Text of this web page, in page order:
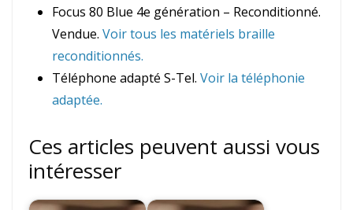
Focus 80 Blue 4e génération – Reconditionné.
Vendue. Voir tous les matériels braille
reconditionnés.
Téléphone adapté S-Tel. Voir la téléphonie
adaptée.
Ces articles peuvent aussi vous
intéresser